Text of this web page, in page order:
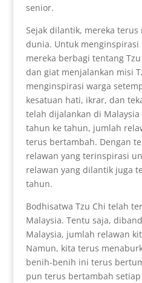
senior.
Sejak dilantik, mereka
dunia. Untuk menginspirasi
mereka berbagi tentang
dan giat menjalankan misi
menginspirasi warga
kesatuan hati, ikrar, dan
telah dijalankan di
tahun ke tahun, jumlah
terus bertambah. Dengan
relawan yang terinspirasi
relawan yang dilantik juga
tahun.
Bodhisatwa Tzu Chi telah
Malaysia. Tentu saja,
Malaysia, jumlah relawan
Namun, kita terus
benih-benih ini terus
pun terus bertambah